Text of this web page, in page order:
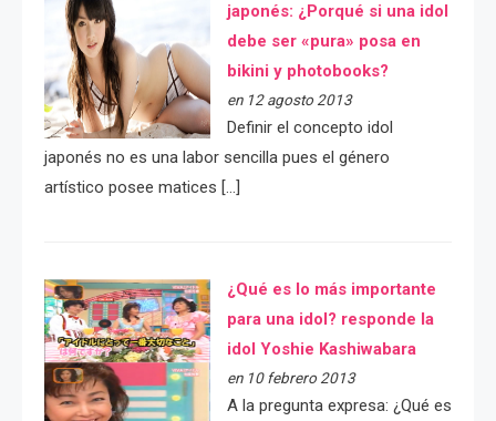
japonés: ¿Porqué si una idol
debe ser «pura» posa en
bikini y photobooks?
en 12 agosto 2013
Definir el concepto idol
japonés no es una labor sencilla pues el género
artístico posee matices […]
¿Qué es lo más importante
para una idol? responde la
idol Yoshie Kashiwabara
en 10 febrero 2013
A la pregunta expresa: ¿Qué es